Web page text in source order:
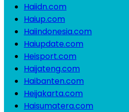
Haiidn.com
Haiup.com
Haiindonesia.com
Haiupdate.com
Heisport.com
Haijateng.com
Haibanten.com
Heijakarta.com
Haisumatera.com